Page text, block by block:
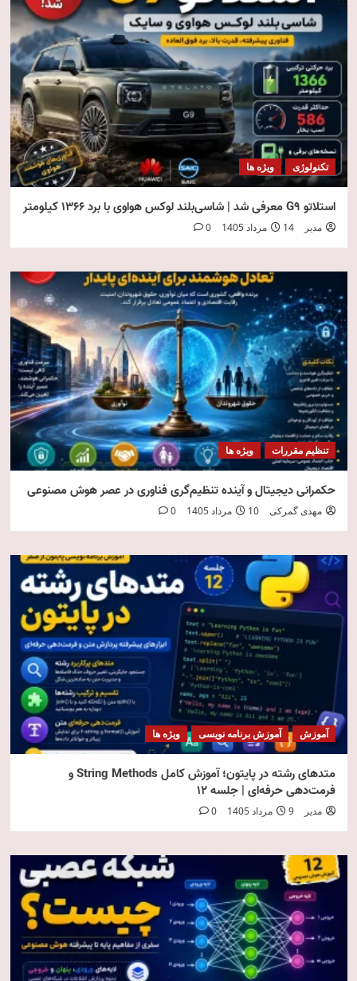
تکنولوژی ویژه ها
استلاتو G9 معرفی شد | شاسی‌بلند لوکس هواوی با برد ۱۳۶۶ کیلومتر
مدیر 14 مرداد 1405 0
تنظیم مقررات ویژه ها
حکمرانی دیجیتال و آینده تنظیم‌گری فناوری در عصر هوش مصنوعی
مهدی گمرکی 10 مرداد 1405 0
آموزش آموزش برنامه نویسی ویژه ها
متدهای رشته در پایتون؛ آموزش کامل String Methods و
فرمت‌دهی حرفه‌ای | جلسه ۱۲
مدیر 9 مرداد 1405 0